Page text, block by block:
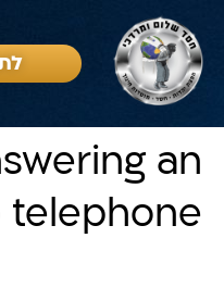
an